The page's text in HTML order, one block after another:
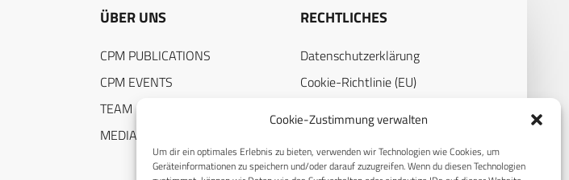
Cookie-Zustimmung verwalten
Um dir ein optimales Erlebnis zu bieten, verwenden wir Technologien wie Cookies, um
Geräteinformationen zu speichern und/oder darauf zuzugreifen. Wenn du diesen Technologien
ÜBER UNS
CPM PUBLICATIONS
CPM EVENTS
TEAM
MEDIADATEN
RECHTLICHES
Datenschutzerklärung
Cookie-Richtlinie (EU)
Impressum